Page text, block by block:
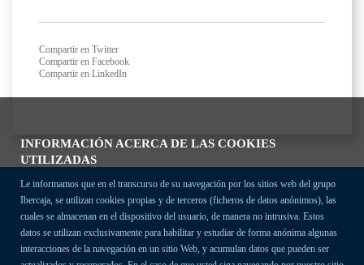
INFORMACIÓN ACERCA DE LAS COOKIES
UTILIZADAS
Le informamos que en el transcurso de su navegación por los sitios web del grupo
Ibercaja, se utilizan cookies propias y de terceros (ficheros de datos anónimos), las
cuales se almacenan en el dispositivo del usuario, de manera no intrusiva. Estos
datos se utilizan exclusivamente para habilitar y estudiar de forma anónima algunas
interacciones de la navegación en un sitio Web, y acumulan datos que pueden ser
Compartir en Twitter
Compartir en Facebook
Compartir en LinkedIn